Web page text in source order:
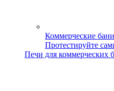
Коммерческие
Протестируйте
Печи для коммерческих